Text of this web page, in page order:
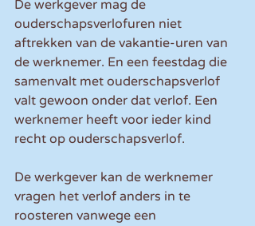
De werkgever mag de
ouderschapsverlofuren niet
aftrekken van de vakantie-uren van
de werknemer. En een feestdag die
samenvalt met ouderschapsverlof
valt gewoon onder dat verlof. Een
werknemer heeft voor ieder kind
recht op ouderschapsverlof.
De werkgever kan de werknemer
vragen het verlof anders in te
roosteren vanwege een